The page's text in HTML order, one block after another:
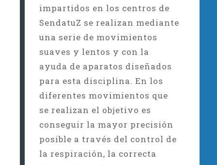
impartidos en los centros de
SendatuZ se realizan mediante
una serie de movimientos
suaves y lentos y con la
ayuda de aparatos diseñados
para esta disciplina. En los
diferentes movimientos que
se realizan el objetivo es
conseguir la mayor precisión
posible a través del control de
la respiración, la correcta